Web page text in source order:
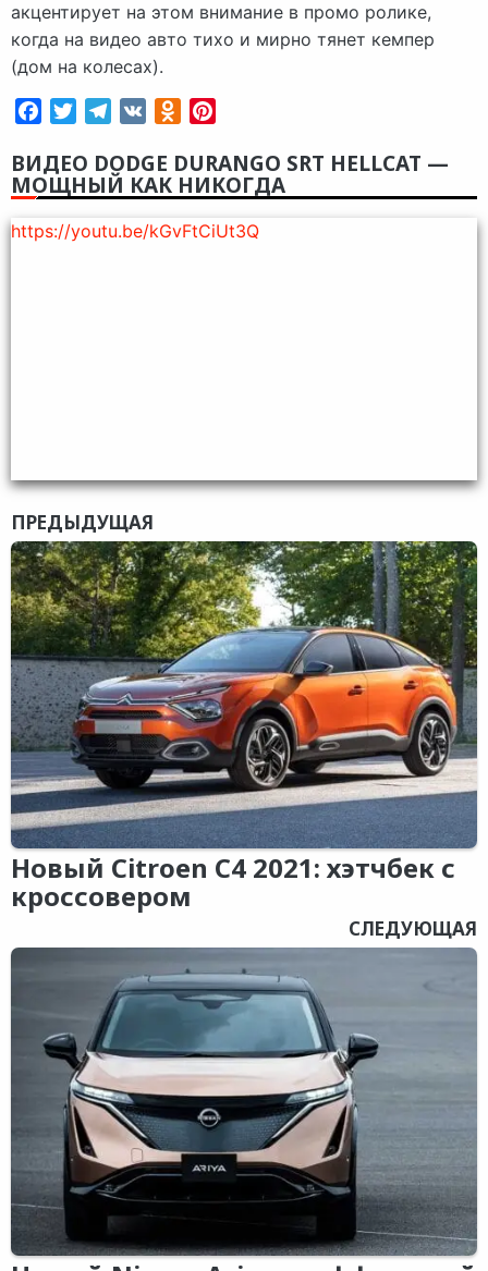
акцентирует на этом внимание в промо ролике,
когда на видео авто тихо и мирно тянет кемпер
(дом на колесах).
FacebookTwitterTelegram
VK Odnoklassniki
ВИДЕО DODGE DURANGO SRT HELLCAT —
МОЩНЫЙ КАК НИКОГДА
https://youtu.be/kGvFtCiUt3Q
ПРЕДЫДУЩАЯ
Новый Citroen C4 2021: хэтчбек с
кроссовером
СЛЕДУЮЩАЯ